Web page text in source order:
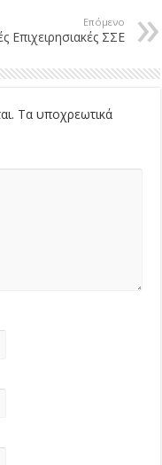
Επόμενο
Επιχειρησιακές ΣΣΕ
Τα υποχρεωτικά